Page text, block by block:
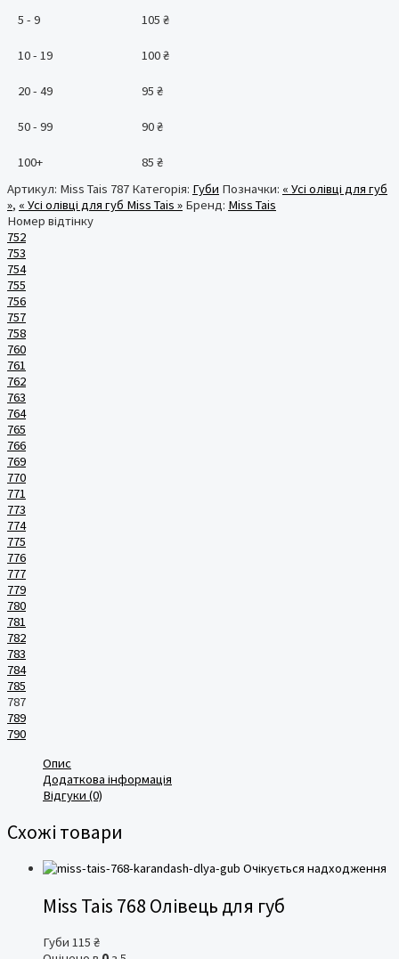
5 - 9 105 ₴
10 - 19 100₴
20 - 49 95 ₴
50 - 99 90₴
100+ 85 ₴
Артикул: Miss Tais 787 Категорія: Губи Позначки: « Усі олівці для губ
», « Усі олівці для губ Miss Tais » Бренд: Miss Tais
Номер відтінку
752
753
754
755
756
757
758
760
761
762
763
764
765
766
769
770
771
773
774
775
776
777
779
780
781
782
783
784
785
787
789
790
Опис
Додаткова інформація
Відгуки (0)
Схожі товари
Очікується надходження
Miss Tais 768 Олівець для губ
Губи 115 ₴